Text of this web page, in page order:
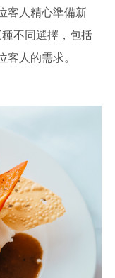
客人精心準備新
不同選擇，包括
人的需求。